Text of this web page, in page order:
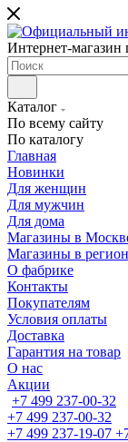
Интернет-магазин
Каталог
По всему сайту
По каталогу
Главная
Новинки
Для женщин
Для мужчин
Для дома
Магазины в
Магазины в
О фабрике
Контакты
Покупателям
Условия оплаты
Доставка
Гарантия на товар
О нас
Акции
+7 499 237-00-32
+7 499 237-00-32
+7 499 237-19-07